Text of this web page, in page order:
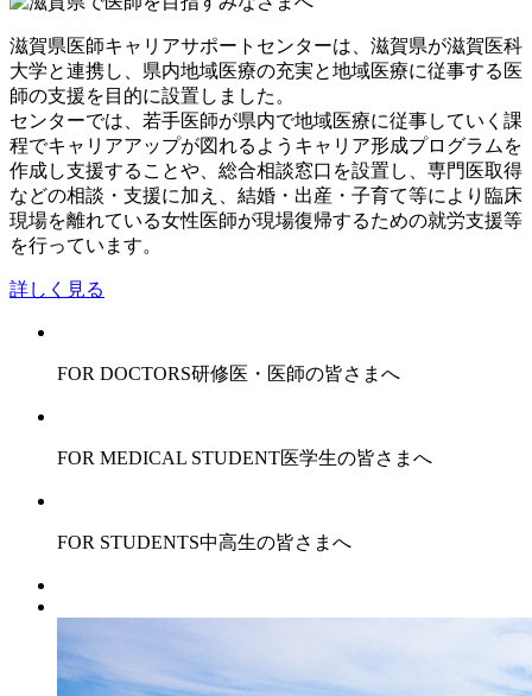
滋賀県医師キャリアサポートセンターは、滋賀県が滋賀医科
大学と連携し、県内地域医療の充実と地域医療に従事する医
師の支援を目的に設置しました。
センターでは、若手医師が県内で地域医療に従事していく課
程でキャリアアップが図れるようキャリア形成プログラムを
作成し支援することや、総合相談窓口を設置し、専門医取得
などの相談・支援に加え、結婚・出産・子育て等により臨床
現場を離れている女性医師が現場復帰するための就労支援等
を行っています。
詳しく見る
FOR DOCTORS研修医・医師の皆さまへ
FOR MEDICAL STUDENT医学生の皆さまへ
FOR STUDENTS中高生の皆さまへ